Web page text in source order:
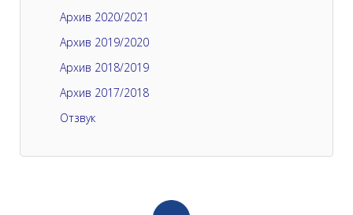
Архив 2020/2021
Архив 2019/2020
Архив 2018/2019
Архив 2017/2018
Отзвук